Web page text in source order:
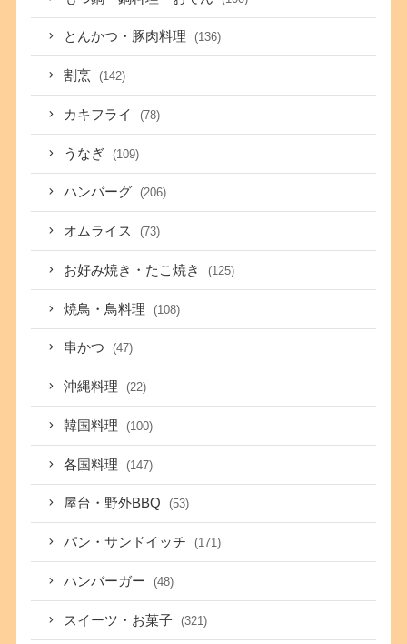
とんかつ・豚肉料理 (136)
割烹 (142)
カキフライ (78)
うなぎ (109)
ハンバーグ (206)
オムライス (73)
お好み焼き・たこ焼き (125)
焼鳥・鳥料理 (108)
串かつ (47)
沖縄料理 (22)
韓国料理 (100)
各国料理 (147)
屋台・野外BBQ (53)
パン・サンドイッチ (171)
ハンバーガー (48)
スイーツ・お菓子 (321)